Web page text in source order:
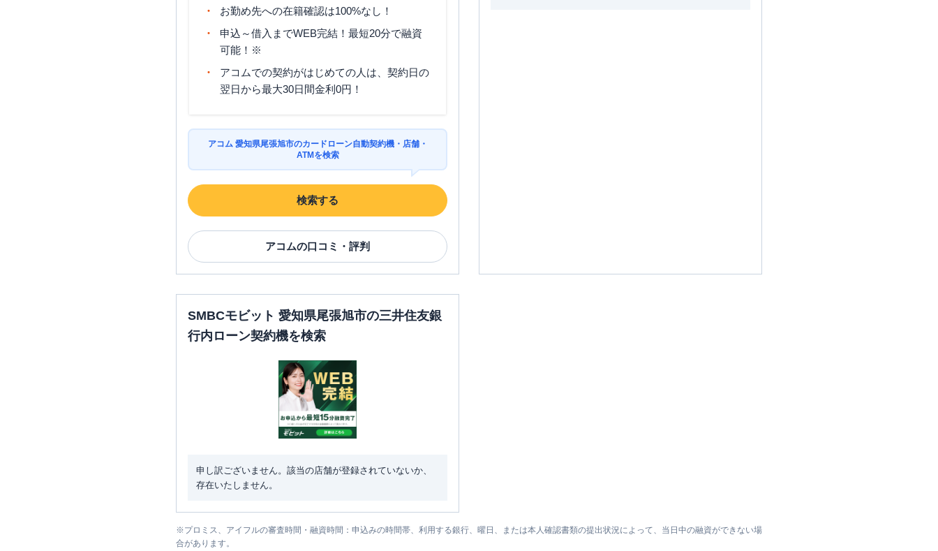
お勤め先への在籍確認は100%なし！
申込～借入までWEB完結！最短20分で融資
可能！※
アコムでの契約がはじめての人は、契約日の
翌日から最大30日間金利0円！
アコム 愛知県尾張旭市のカードローン自動契約機・店舗・
ATMを検索
検索する
アコムの口コミ・評判
SMBCモビット 愛知県尾張旭市の三井住友銀
行内ローン契約機を検索
申し訳ございません。該当の店舗が登録されていないか、
存在いたしません。
※プロミス、アイフルの審査時間・融資時間：申込みの時間帯、利用する銀行、曜日、または本人確認書類の提出状況によって、当日中の融資ができない場
合があります。